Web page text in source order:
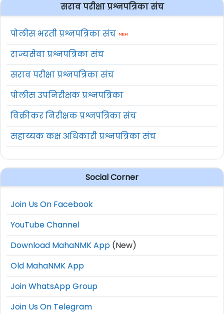
सराव परीक्षा प्रश्नपत्रिका संच
पोलीस भरती प्रश्नपत्रिका संच
राज्यसेवा प्रश्नपत्रिका संच
सराव परीक्षा प्रश्नपत्रिका संच
पोलीस उपनिरीक्षक प्रश्नपत्रिका
विक्रीकर निरीक्षक प्रश्नपत्रिका संच
सहाय्यक कक्ष अधिकारी प्रश्नपत्रिका संच
Social Corner
Join Us On Facebook
YouTube Channel
Download MahaNMK App (New)
Old MahaNMK App
Join WhatsApp Group
Join Us On Telegram